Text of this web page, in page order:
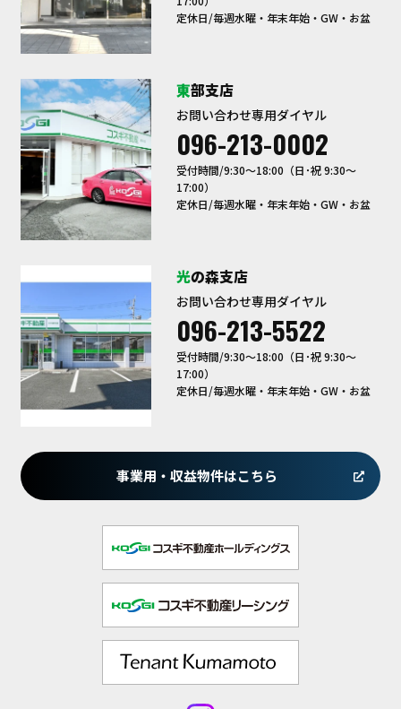
定休日/毎週水曜・年末年始・GW・お盆
東部支店
お問い合わせ専用ダイヤル
096-213-0002
受付時間/9:30〜18:00（日･祝 9:30～
17:00）
定休日/毎週水曜・年末年始・GW・お盆
光の森支店
お問い合わせ専用ダイヤル
096-213-5522
受付時間/9:30〜18:00（日･祝 9:30～
17:00）
定休日/毎週水曜・年末年始・GW・お盆
事業用・収益物件はこちら